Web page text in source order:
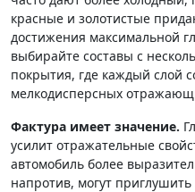
красные и золотистые
достижения максимальной
выбирайте составы с
покрытия, где каждый слой
мелкодисперсных
Фактура имеет значение.
усилит отражательные
автомобиль более
напротив, могут приглушить